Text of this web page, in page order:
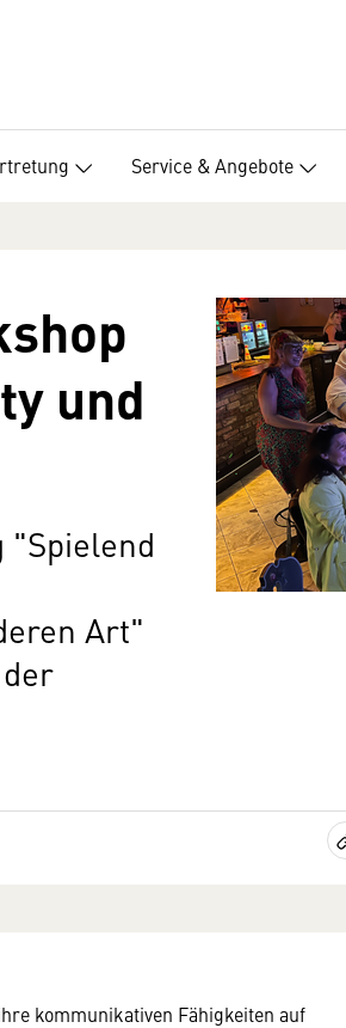
Service & Angebote
und
"Spielend
Art"
kommunikativen Fähigkeiten auf